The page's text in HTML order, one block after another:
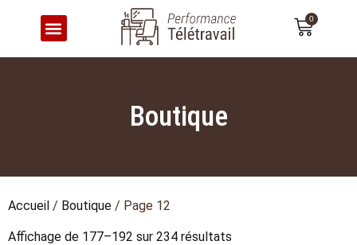
0
Boutique
Accueil / Boutique / Page 12
Affichage de 177–192 sur 234 résultats